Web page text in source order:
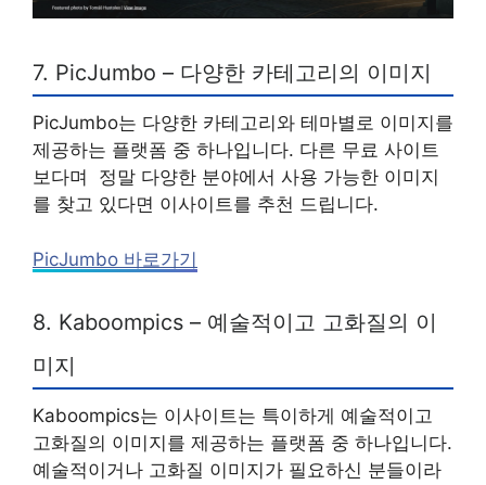
7. PicJumbo – 다양한 카테고리의 이미지
PicJumbo는 다양한 카테고리와 테마별로 이미지를
제공하는 플랫폼 중 하나입니다. 다른 무료 사이트
보다며 정말 다양한 분야에서 사용 가능한 이미지
를 찾고 있다면 이사이트를 추천 드립니다.
PicJumbo 바로가기
8. Kaboompics – 예술적이고 고화질의 이
미지
Kaboompics는 이사이트는 특이하게 예술적이고
고화질의 이미지를 제공하는 플랫폼 중 하나입니다.
예술적이거나 고화질 이미지가 필요하신 분들이라